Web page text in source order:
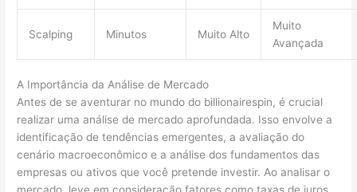
Scalping Minutos Muito Alto
Muito
Avançada
A Importância da Análise de Mercado
Antes de se aventurar no mundo do billionairespin, é crucial
realizar uma análise de mercado aprofundada. Isso envolve a
identificação de tendências emergentes, a avaliação do
cenário macroeconômico e a análise dos fundamentos das
empresas ou ativos que você pretende investir. Ao analisar o